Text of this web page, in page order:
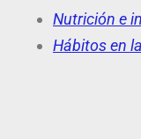
Nutrición e
Hábitos en